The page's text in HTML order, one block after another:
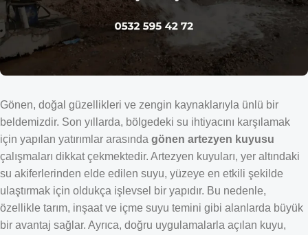
Gönen, doğal güzellikleri ve zengin kaynaklarıyla ünlü bir
beldemizdir. Son yıllarda, bölgedeki su ihtiyacını karşılamak
için yapılan yatırımlar arasında gönen artezyen kuyusu
çalışmaları dikkat çekmektedir. Artezyen kuyuları, yer altındaki
su akiferlerinden elde edilen suyu, yüzeye en etkili şekilde
ulaştırmak için oldukça işlevsel bir yapıdır. Bu nedenle,
özellikle tarım, inşaat ve içme suyu temini gibi alanlarda büyük
bir avantaj sağlar. Ayrıca, doğru uygulamalarla açılan kuyu,